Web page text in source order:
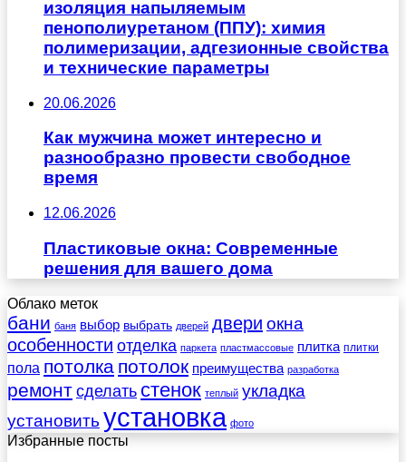
изоляция напыляемым
пенополиуретаном (ППУ): химия
полимеризации, адгезионные свойства
и технические параметры
20.06.2026
Как мужчина может интересно и
разнообразно провести свободное
время
12.06.2026
Пластиковые окна: Современные
решения для вашего дома
Облако меток
бани баня выбор выбрать дверей двери окна
особенности отделка паркета пластмассовые плитка плитки
пола потолка потолок преимущества разработка
ремонт сделать стенок теплый укладка
установить установка фото
Избранные посты